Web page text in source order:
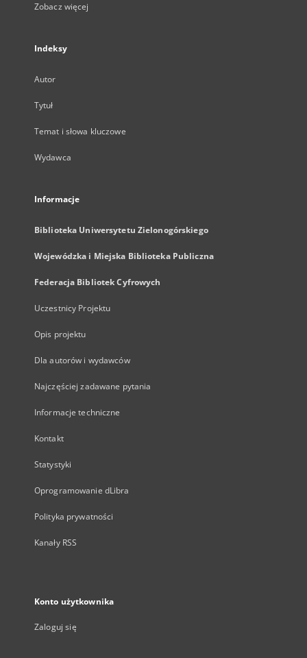
Zobacz więcej
Indeksy
Autor
Tytuł
Temat i słowa kluczowe
Wydawca
Informacje
Biblioteka Uniwersytetu Zielonogórskiego
Wojewódzka i Miejska Biblioteka Publiczna
Federacja Bibliotek Cyfrowych
Uczestnicy Projektu
Opis projektu
Dla autorów i wydawców
Najczęściej zadawane pytania
Informacje techniczne
Kontakt
Statystyki
Oprogramowanie dLibra
Polityka prywatności
Kanały RSS
Konto użytkownika
Zaloguj się